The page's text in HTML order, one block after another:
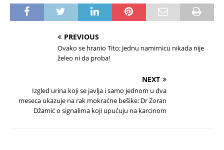
PREVIOUS
Ovako se hranio Tito: Jednu namirnicu nikada nije
želeo ni da proba!
NEXT
Izgled urina koji se javlja i samo jednom u dva
meseca ukazuje na rak mokraćne bešike: Dr Zoran
Džamić o signalima koji upućuju na karcinom